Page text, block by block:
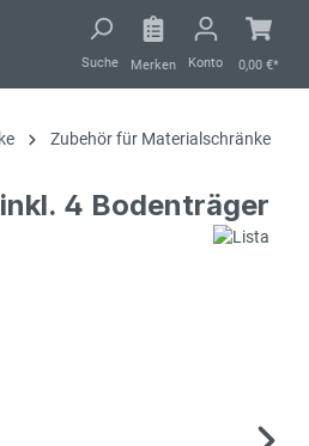
Suche Merken Konto 0,00 €*
Zubehör für Materialschränke
4 Bodenträger